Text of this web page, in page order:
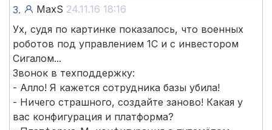
3. MaxS 24.11.16 18:16
Ух, судя по картинке показалось, что военных
роботов под управлением 1С и с инвестором
Сигалом...
Звонок в техподдержку:
- Алло! Я кажется сотрудника базы убила!
- Ничего страшного, создайте заново! Какая у
вас конфигурация и платформа?